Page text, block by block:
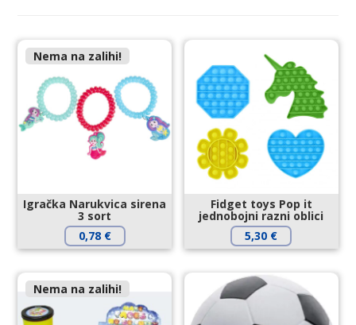
Nema na zalihi!
Igračka Narukvica sirena
3 sort
0,78 €
Fidget toys Pop it
jednobojni razni oblici
5,30 €
Nema na zalihi!